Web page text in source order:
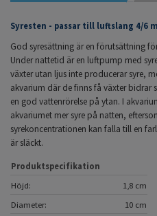
Syresten - passar till luftslang 4/6
God syresättning är en förutsättning
Under nattetid är en luftpump med
växter utan ljus inte producerar syre,
akvarium där de finns få växter bidrar
en god vattenrörelse på ytan. I
akvariumet mer syre på natten,
syrekoncentrationen kan falla till en
är släckt.
Produktspecifikation
Höjd:
1,8 cm
Diameter:
10 cm